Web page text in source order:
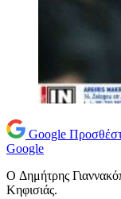
Google
Google
O Δημήτρης
Κηφισιάς.